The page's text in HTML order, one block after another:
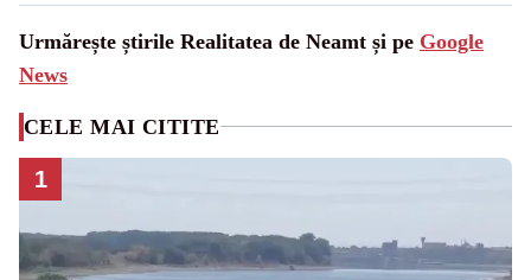
Urmărește știrile Realitatea de Neamt și pe Google
News
CELE MAI CITITE
1